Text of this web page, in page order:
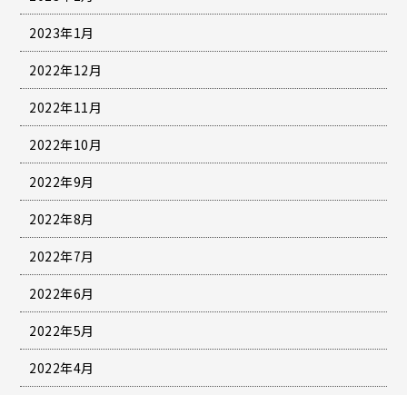
2023年1月
2022年12月
2022年11月
2022年10月
2022年9月
2022年8月
2022年7月
2022年6月
2022年5月
2022年4月